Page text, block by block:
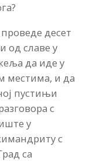
десет
од славе у
да иде у
местима, и да
пустињи
с
у
с
са